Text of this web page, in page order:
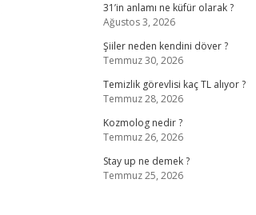
31’in anlamı ne küfür olarak ?
Ağustos 3, 2026
Şiiler neden kendini döver ?
Temmuz 30, 2026
Temizlik görevlisi kaç TL alıyor ?
Temmuz 28, 2026
Kozmolog nedir ?
Temmuz 26, 2026
Stay up ne demek ?
Temmuz 25, 2026